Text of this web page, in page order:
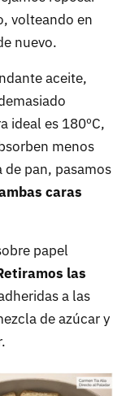
volteando en
nuevo.
aceite,
ideal es 180ºC,
menos
de pan, pasamos
caras
papel
las
a las
de azúcar y